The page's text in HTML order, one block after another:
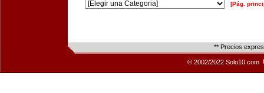
[Pág.
** Precios
© 2002/2022 Solo10.com